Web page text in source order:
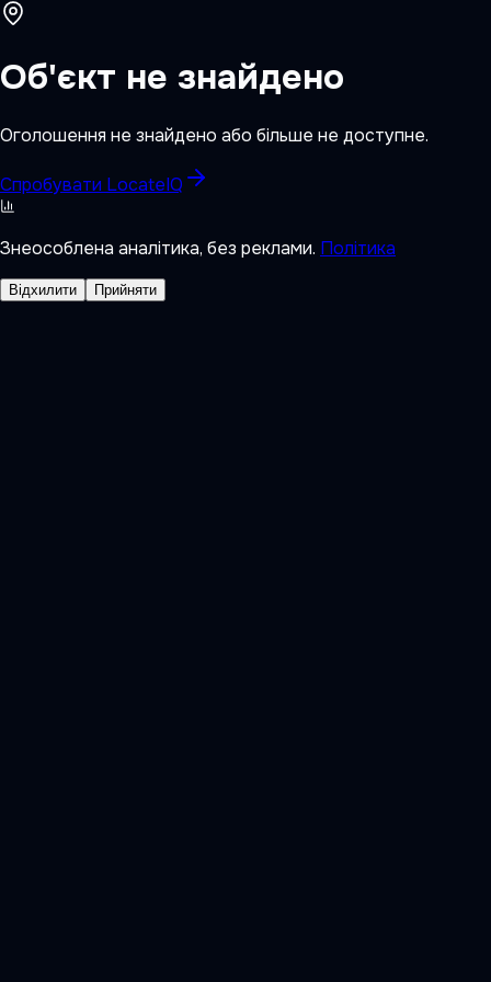
Об'єкт не знайдено
Оголошення не знайдено або більше не доступне.
Спробувати LocateIQ
Знеособлена аналітика, без реклами. Політика
Відхилити Прийняти